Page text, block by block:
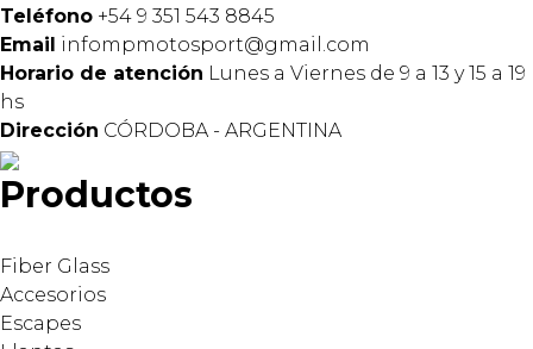
Teléfono +54 9 351 543 8845
Email infompmotosport@gmail.com
Horario de atención Lunes a Viernes de 9 a 13 y 15 a 19
hs
Dirección CÓRDOBA - ARGENTINA
Productos
Fiber Glass
Accesorios
Escapes